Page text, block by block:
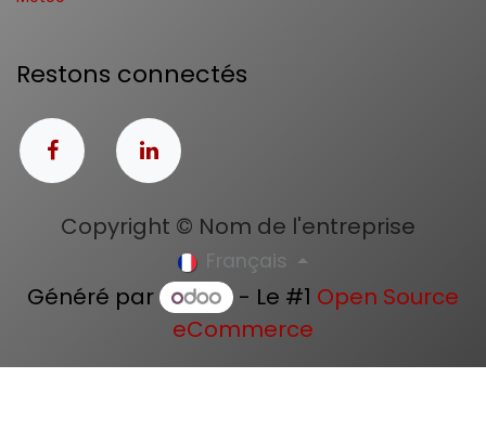
Restons connectés
Copyright © Nom de l'entreprise
Français
Généré par - Le #1 Open Source
eCommerce